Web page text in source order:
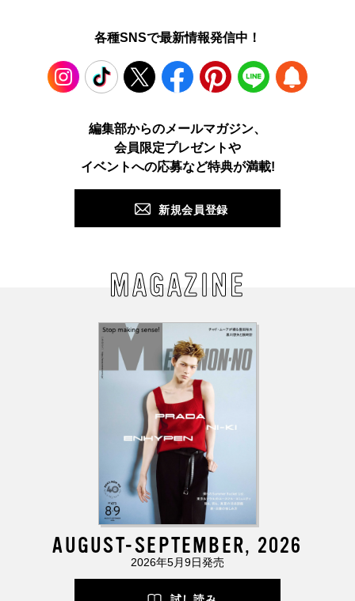
各種SNSで最新情報発信中！
TikTok Facebook Pinterest LINE
編集部からのメールマガジン、
会員限定プレゼントや
イベントへの応募など特典が満載!
新規会員登録
MAGAZINE
AUGUST-SEPTEMBER, 2026
2026年5月9日発売